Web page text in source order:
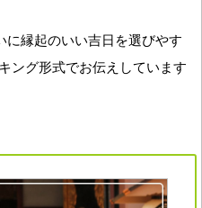
に縁起のいい吉日を選びやす
ング形式でお伝えしています